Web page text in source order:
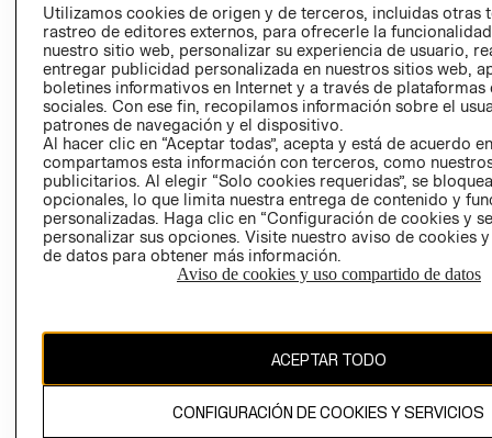
AVISO DE
PRIVACIDAD
GIFT CARD
AVISO DE
COOKIES
Uruguay ($U)
El contenido de esta página web está protegido por copyright y es
propiedad de H&M Hennes & Mauritz AB.
Utilizamos cookies de origen y de terceros, incluidas otras
rastreo de editores externos, para ofrecerle la
nuestro sitio web, personalizar su experiencia de usuario,
entregar publicidad personalizada en nuestros sitios web,
boletines informativos en Internet y a través de plataformas
sociales. Con ese fin, recopilamos información sobre el
patrones de navegación y el dispositivo.
Al hacer clic en “Aceptar todas”, acepta y está de acuerdo
compartamos esta información con terceros, como
publicitarios. Al elegir “Solo cookies requeridas”, se
opcionales, lo que limita nuestra entrega de contenido y
personalizadas. Haga clic en “Configuración de cookies y
personalizar sus opciones. Visite nuestro aviso de cookies
de datos para obtener más información.
Aviso de cookies y uso compartido de datos
ACEPTAR TODO
CONFIGURACIÓN DE COOKIES Y SERVICIOS